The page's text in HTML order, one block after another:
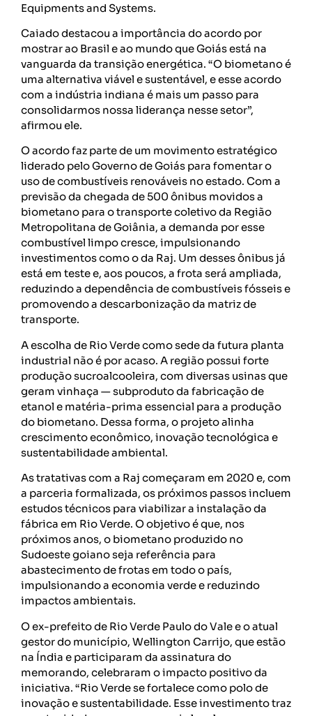
Equipments and Systems.
Caiado destacou a importância do acordo por
mostrar ao Brasil e ao mundo que Goiás está na
vanguarda da transição energética. “O biometano é
uma alternativa viável e sustentável, e esse acordo
com a indústria indiana é mais um passo para
consolidarmos nossa liderança nesse setor”,
afirmou ele.
O acordo faz parte de um movimento estratégico
liderado pelo Governo de Goiás para fomentar o
uso de combustíveis renováveis no estado. Com a
previsão da chegada de 500 ônibus movidos a
biometano para o transporte coletivo da Região
Metropolitana de Goiânia, a demanda por esse
combustível limpo cresce, impulsionando
investimentos como o da Raj. Um desses ônibus já
está em teste e, aos poucos, a frota será ampliada,
reduzindo a dependência de combustíveis fósseis e
promovendo a descarbonização da matriz de
transporte.
A escolha de Rio Verde como sede da futura planta
industrial não é por acaso. A região possui forte
produção sucroalcooleira, com diversas usinas que
geram vinhaça — subproduto da fabricação de
etanol e matéria-prima essencial para a produção
do biometano. Dessa forma, o projeto alinha
crescimento econômico, inovação tecnológica e
sustentabilidade ambiental.
As tratativas com a Raj começaram em 2020 e, com
a parceria formalizada, os próximos passos incluem
estudos técnicos para viabilizar a instalação da
fábrica em Rio Verde. O objetivo é que, nos
próximos anos, o biometano produzido no
Sudoeste goiano seja referência para
abastecimento de frotas em todo o país,
impulsionando a economia verde e reduzindo
impactos ambientais.
O ex-prefeito de Rio Verde Paulo do Vale e o atual
gestor do município, Wellington Carrijo, que estão
na Índia e participaram da assinatura do
memorando, celebraram o impacto positivo da
iniciativa. “Rio Verde se fortalece como polo de
inovação e sustentabilidade. Esse investimento traz